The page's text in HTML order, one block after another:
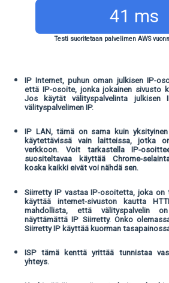
41 ms
Testi suoritetaan palvelimen AWS
IP Internet, puhun oman julkisen IP-
että IP-osoite, jonka jokainen sivusto
Jos käytät välityspalvelinta julkisen
välityspalvelimen IP.
IP LAN, tämä on sama kuin
käytettävissä vain laitteissa, jotka
verkkoon. Voit tarkastella IP-
suositeltavaa käyttää Chrome-
koska kaikki eivät voi nähdä sen.
Siirretty IP vastaa IP-osoitetta, joka on
käyttää internet-sivuston kautta
mahdollista, että välityspalvelin
näyttämättä IP Siirretty. Onko
Siirretty IP käyttää kuorman
ISP tämä kenttä yrittää tunnistaa
yhteys.